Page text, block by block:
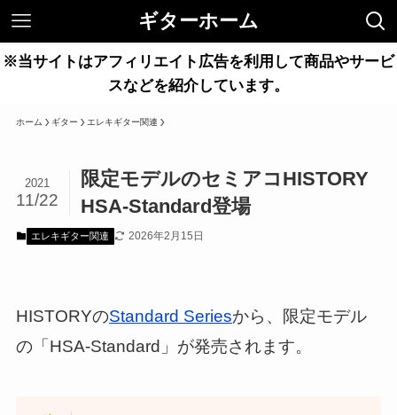
ギターホーム
※当サイトはアフィリエイト広告を利用して商品やサービ
スなどを紹介しています。
ホーム ギター エレキギター関連
限定モデルのセミアコHISTORY
HSA-Standard登場
2021
11/22
エレキギター関連 2026年2月15日
HISTORYのStandard Seriesから、限定モデル
の「HSA-Standard」が発売されます。